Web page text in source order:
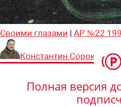
Своими глазами | АР №22
Константин Сорокин
Полная версия